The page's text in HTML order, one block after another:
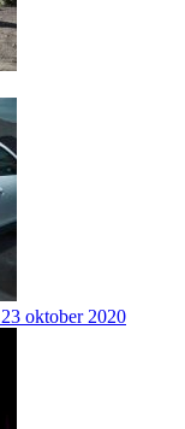
23 oktober 2020